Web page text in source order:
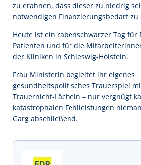
zu erahnen, dass dieser zu niedrig
notwendigen Finanzierungsbedarf zu
Heute ist ein rabenschwarzer Tag für
Patienten und für die
der Kliniken in Schleswig-Holstein.
Frau Ministerin begleitet ihr eigenes
gesundheitspolitisches Trauerspiel
Trauernicht-Lächeln – nur vergnügt
katastrophalen Fehlleistungen
Garg abschließend.